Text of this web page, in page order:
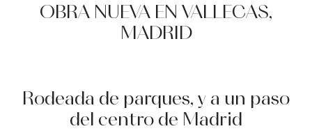
OBRA NUEVA EN VALLECAS,
MADRID
Rodeada de parques, y a un paso
del centro de Madrid